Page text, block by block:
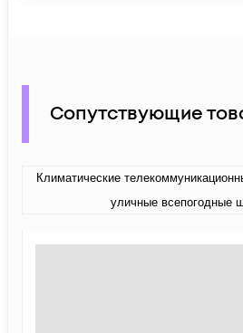
Сопутствующие
Климатические
уличные всепогодные